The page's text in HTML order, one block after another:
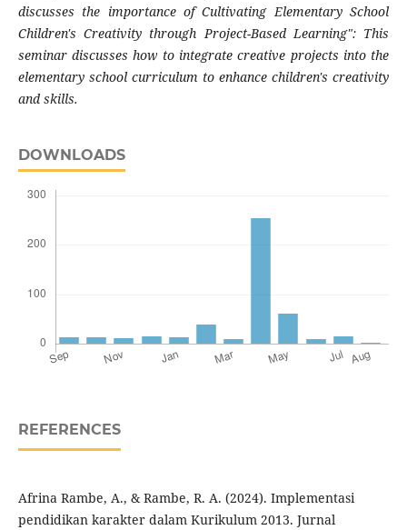
discusses the importance of Cultivating Elementary School
Children's Creativity through Project-Based Learning": This
seminar discusses how to integrate creative projects into the
elementary school curriculum to enhance children's creativity
and skills.
DOWNLOADS
REFERENCES
Afrina Rambe, A., & Rambe, R. A. (2024). Implementasi
pendidikan karakter dalam Kurikulum 2013. Jurnal